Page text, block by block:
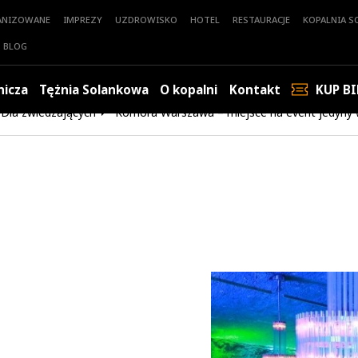
IMPREZY UZDROWISKO HOTEL RESTAURACJE
KOPALNIA
BLOG
Tężnia Solankowa O kopalni Kontakt KUP
Dla zwiedzających Komora Warszawa – miejsce na event